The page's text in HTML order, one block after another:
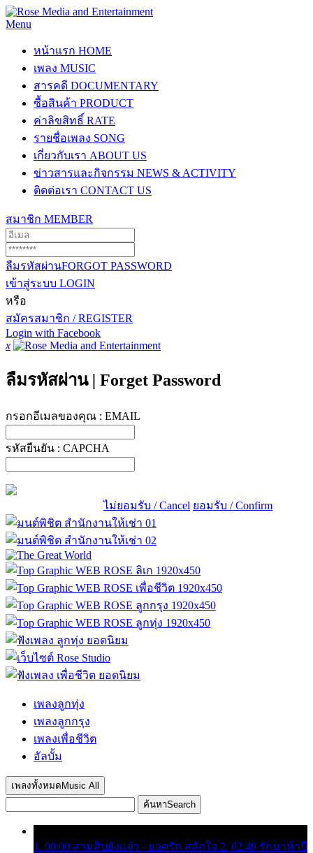
Menu
หน้าแรก HOME
เพลง MUSIC
สารคดี DOCUMENTARY
ซื้อสินค้า PRODUCT
ค่าลิขสิทธิ์ RATE
รายชื่อเพลง SONG
เกี่ยวกับเรา ABOUT US
ข่าวสารและกิจกรรม NEWS & ACTIVITY
ติดต่อเรา CONTACT US
สมาชิก MEMBER
ลืมรหัสผ่านFORGOT PASSWORD
เข้าสู่ระบบ LOGIN
หรือ
สมัครสมาชิก / REGISTER
Login with Facebook
x
ลืมรหัสผ่าน | Forget Password
กรอกอีเมลของคุณ : EMAIL
รหัสยืนยัน : CAPCHA
ไม่ยอมรับ / Cancel ยอมรับ / Confirm
เพลงลูกทุ่ง
เพลงลูกกรุง
เพลงเพื่อชีวิต
อัลบั้ม
เพลงทั้งหมด Music All
ค้นหาSearch
1. 00:00 สามสิบยังแจ๋ว - ยอดรัก สลักใจ 2. 02:49 รักมาห้าปี